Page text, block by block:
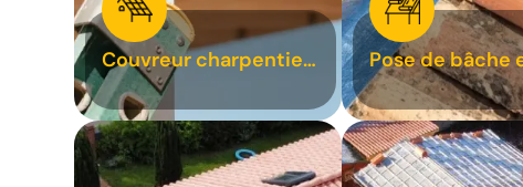
Couvreur charpentier
31
Pose de bâche
bâchage de